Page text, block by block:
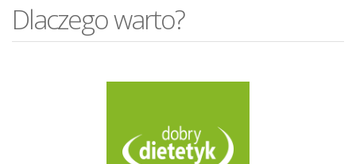
Dlaczego warto?